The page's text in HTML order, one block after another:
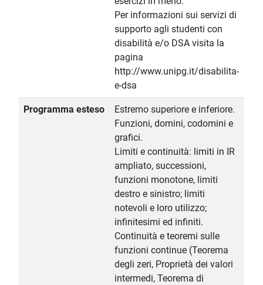
Per informazioni sui servizi di
supporto agli studenti con
disabilità e/o DSA visita la
pagina
http://www.unipg.it/disabilita-
e-dsa
Programma esteso
Estremo superiore e inferiore.
Funzioni, domini, codomini e
grafici.
Limiti e continuità: limiti in IR
ampliato, successioni,
funzioni monotone, limiti
destro e sinistro; limiti
notevoli e loro utilizzo;
infinitesimi ed infiniti.
Continuità e teoremi sulle
funzioni continue (Teorema
degli zeri, Proprietà dei valori
intermedi, Teorema di